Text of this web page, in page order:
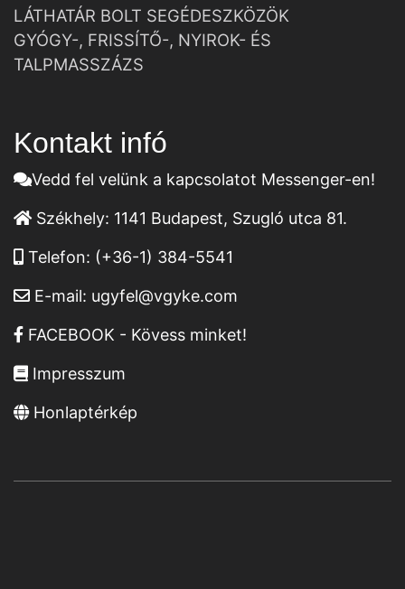
LÁTHATÁR BOLT SEGÉDESZKÖZÖK
GYÓGY-, FRISSÍTŐ-, NYIROK- ÉS
TALPMASSZÁZS
Kontakt infó
Vedd fel velünk a kapcsolatot Messenger-en!
Székhely: 1141 Budapest, Szugló utca 81.
Telefon: (+36-1) 384-5541
E-mail: ugyfel@vgyke.com
FACEBOOK - Kövess minket!
Impresszum
Honlaptérkép